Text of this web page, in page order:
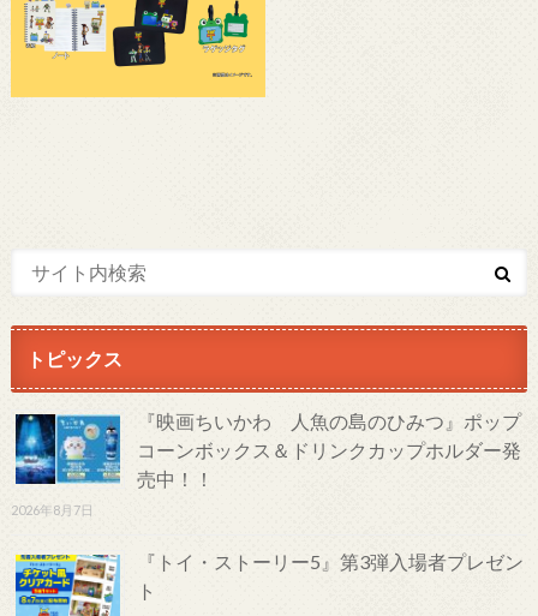
トピックス
『映画ちいかわ 人魚の島のひみつ』ポップ
コーンボックス＆ドリンクカップホルダー発
売中！！
2026年8月7日
『トイ・ストーリー5』第3弾入場者プレゼン
ト